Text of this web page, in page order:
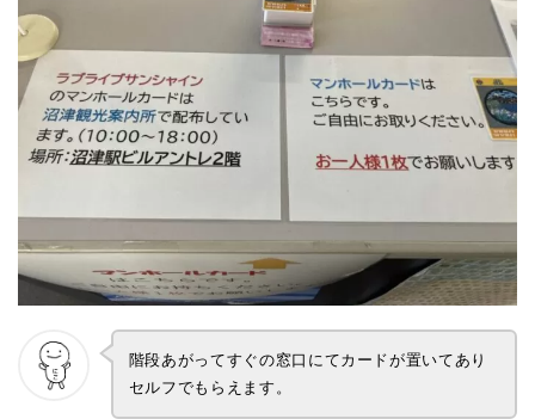
階段あがってすぐの窓口にてカードが置いてあり
セルフでもらえます。